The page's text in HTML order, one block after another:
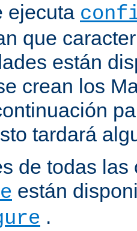
ejecuta
que
están
crean los
tardará
de todas las
están
.